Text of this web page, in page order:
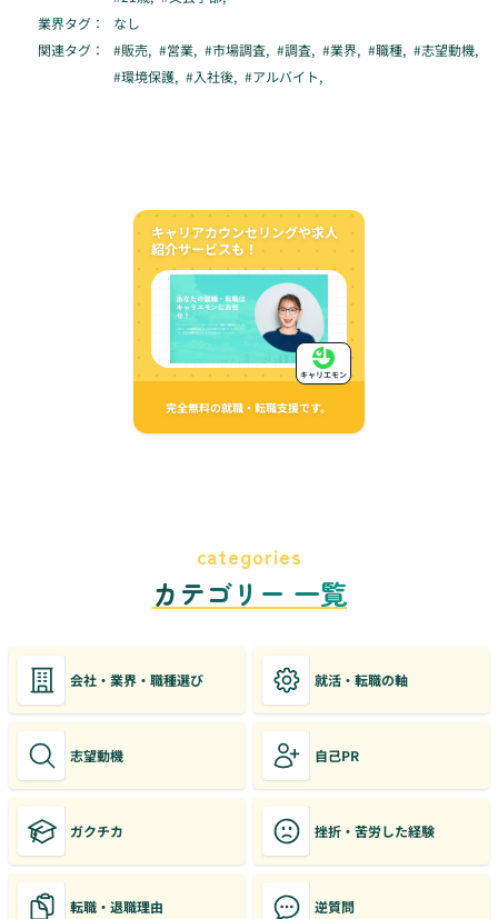
業界タグ：
なし
関連タグ：
#販売, #営業, #市場調査, #調査, #業界, #職種, #志望動機,
#環境保護, #入社後, #アルバイト,
キャリアカウンセリングや求人
紹介サービスも！
完全無料の就職・転職支援です。
キャリエモン
categories
カテゴリー 一覧
会社・業界・職種選び 就活・転職の軸
志望動機 自己PR
ガクチカ 挫折・苦労した経験
転職・退職理由 逆質問